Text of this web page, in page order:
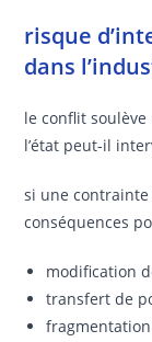
risque
dans
le conflit
l’état peut-il
si une
conséquences
modification
transfert de